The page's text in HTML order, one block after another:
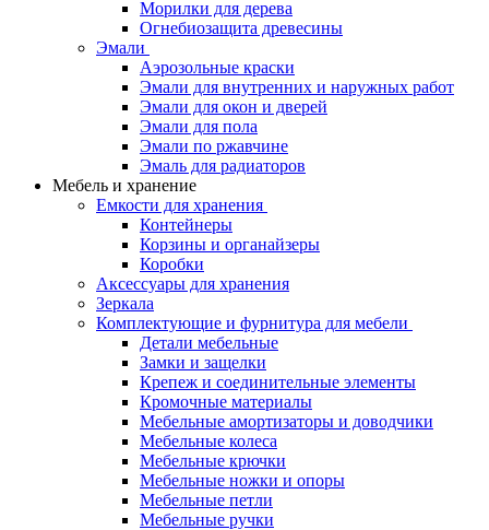
Морилки для дерева
Огнебиозащита древесины
Эмали
Аэрозольные краски
Эмали для внутренних и наружных работ
Эмали для окон и дверей
Эмали для пола
Эмали по ржавчине
Эмаль для радиаторов
Мебель и хранение
Емкости для хранения
Контейнеры
Корзины и органайзеры
Коробки
Аксессуары для хранения
Зеркала
Комплектующие и фурнитура для мебели
Детали мебельные
Замки и защелки
Крепеж и соединительные элементы
Кромочные материалы
Мебельные амортизаторы и доводчики
Мебельные колеса
Мебельные крючки
Мебельные ножки и опоры
Мебельные петли
Мебельные ручки